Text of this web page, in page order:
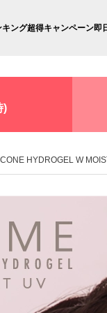
ング超得キャンペーン即
)
HYDROGEL W